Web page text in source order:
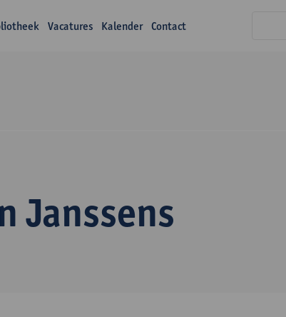
Vacatures Kalender Contact
Janssens